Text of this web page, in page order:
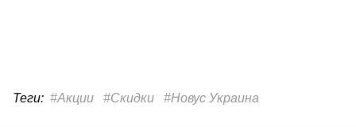
Теги: #Акции #Скидки #Новус Украина